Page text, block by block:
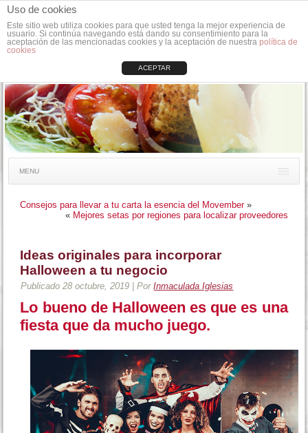
Uso de cookies
Este sitio web utiliza cookies para que usted tenga la mejor experiencia de
usuario. Si continúa navegando está dando su consentimiento para la
aceptación de las mencionadas cookies y la aceptación de nuestra política de
cookies
ACEPTAR
MENU
Consejos para llevar a tu carta la esencia del Movember»
« Mejores setas por regiones para localizar proveedores
Ideas originales para incorporar
Halloween a tu negocio
Publicado 28 octubre, 2019 |Por Inmaculada Iglesias
Lo bueno de Halloween es que es una
fiesta que da mucho juego.